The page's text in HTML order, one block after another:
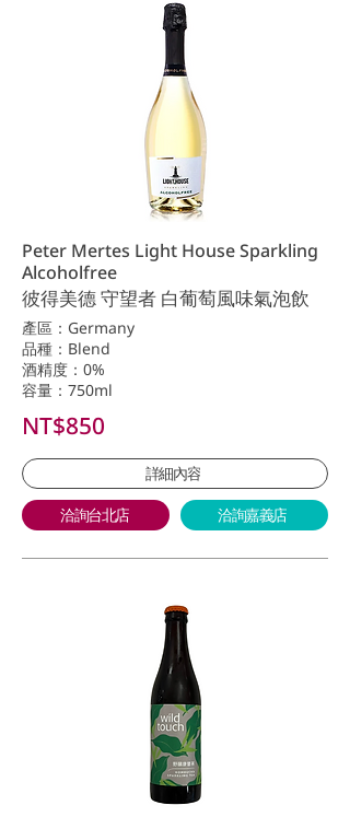
Peter Mertes Light House Sparkling
Alcoholfree
彼得美德 守望者 白葡萄風味氣泡飲
產區：Germany
品種：Blend
酒精度：0%
容量：750ml
NT$850
詳細內容
洽詢台北店 洽詢嘉義店